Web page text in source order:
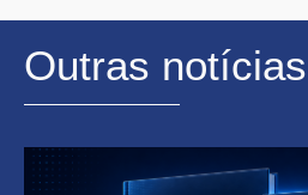
Outras notícias